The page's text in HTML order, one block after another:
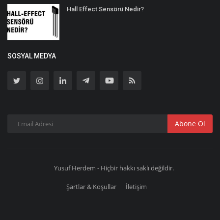
Hall Effect Sensörü Nedir?
SOSYAL MEDYA
Abone Ol
Yusuf Herdem - Hiçbir hakkı saklı değildir.
Şartlar & Koşullar İletişim